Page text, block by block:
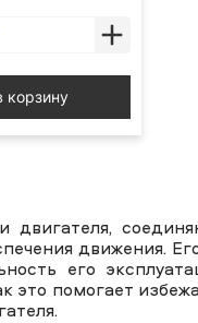
корзину
двигателя,
движения.
его
это помогает